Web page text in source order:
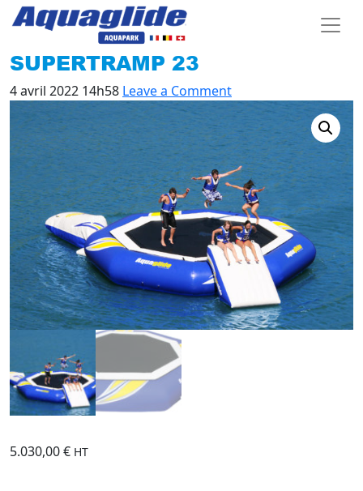
SUPERTRAMP 23
4 avril 2022 14h58 Leave a Comment
5.030,00€ HT